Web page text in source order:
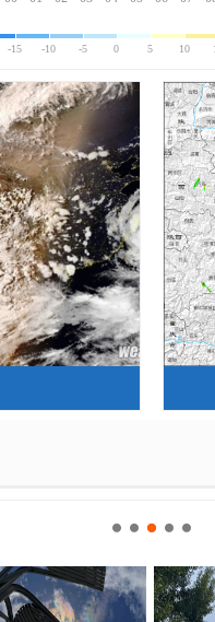
-15 -10 -5 0 5 10